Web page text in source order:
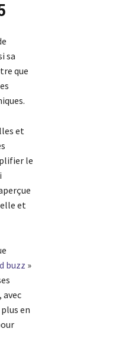
sa
que
et
le
et
buzz »
avec
en